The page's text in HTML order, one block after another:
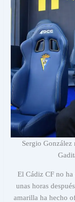
Sergio González
El Cádiz CF no ha
unas horas
amarilla ha hecho